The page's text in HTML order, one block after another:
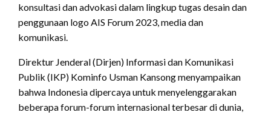
konsultasi dan advokasi dalam lingkup tugas desain dan
penggunaan logo AIS Forum 2023, media dan
komunikasi.
Direktur Jenderal (Dirjen) Informasi dan Komunikasi
Publik (IKP) Kominfo Usman Kansong menyampaikan
bahwa Indonesia dipercaya untuk menyelenggarakan
beberapa forum-forum internasional terbesar di dunia,